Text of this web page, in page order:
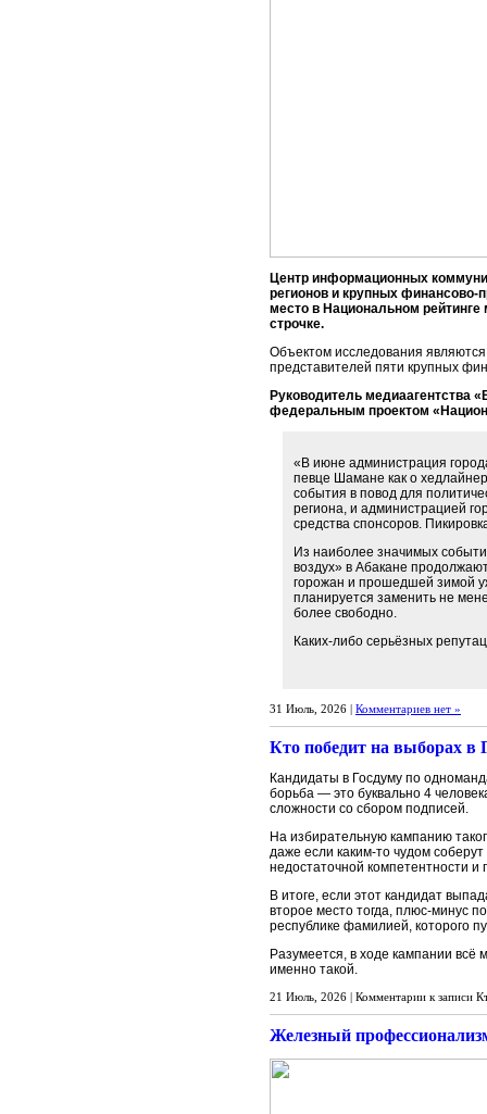
Центр информационных
регионов и крупных
место в Национальном
строчке.
Объектом исследования
представителей пяти крупных
Руководитель медиаагентства
федеральным проектом
«В июне администрация
певце Шамане как о
события в повод для
региона, и администрацией
средства спонсоров.
Из наиболее значимых
воздух» в Абакане
горожан и прошедшей зимой
планируется заменить не
более свободно.
Каких-либо серьёзных
31 Июль, 2026 | Комментариев нет »
Кто победит на выборах в
Кандидаты в Госдуму по
борьба — это буквально 4
сложности со сбором подписей.
На избирательную кампанию
даже если каким-то чудом
недостаточной компетентности и
В итоге, если этот кандидат
второе место тогда, плюс-минус
республике фамилией, которого
Разумеется, в ходе кампании
именно такой.
21 Июль, 2026 | Комментарии к записи
Железный